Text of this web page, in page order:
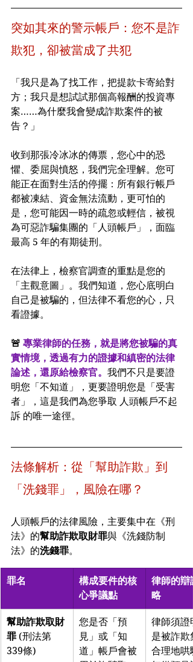
突如其來的警示帳戶：您不是詐
欺犯，卻被當成了共犯
「我只是為了找工作，把提款卡寄給對
方；我只是想試試那個高報酬的投資專
案……為什麼我會變成詐欺案件的被
告？」
收到那張冷冰冰的傳票，您心中的恐
懼、委屈與憤怒，我們完全理解。您可
能正在面對生活的停擺：所有銀行帳戶
都被凍結、資金無法流動，更可怕的
是，您可能因一時的疏忽或輕信，被視
為可惡詐騙集團的「人頭帳戶」，面臨
最高 5 年的有期徒刑。
在法律上，檢察官調查的重點是您的
「主觀意圖」。我們知道，您心底明白
自己是被騙的，但法律不看您的心，只
看證據。
🚨 專業律師的任務，就是將您被騙的真
實情境，透過有力的證據和縝密的法律
論述，還原給檢察官。 我們不只是要證
明您「不知道」，更要證明您是「受害
者」，這是我們為您爭取 人頭帳戶不起
訴 的唯一途徑。
法條解析：從「幫助詐欺」到
「洗錢罪」，風險在哪？
人頭帳戶的法律風險，主要集中在《刑
法》的幫助詐欺取財罪與《洗錢防制
法》的洗錢罪。
罪名
構成要件的核
心爭議點
律師的辯
略
幫助詐欺取財
罪 (刑法第
339條)
您是否「預
見」或「知
道」帳戶會被
律師須證
是被詐欺
合理地哄